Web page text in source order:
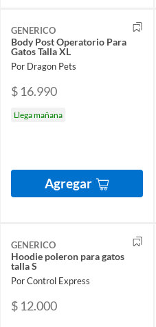
GENERICO
Body Post Operatorio Para
Gatos Talla XL
Por Dragon Pets
$ 16.990
Llega mañana
Agregar
GENERICO
Hoodie poleron para gatos
talla S
Por Control Express
$ 12.000